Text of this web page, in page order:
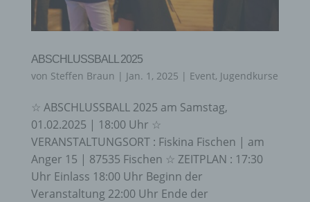
ABSCHLUSSBALL 2025
von Steffen Braun | Jan. 1, 2025 | Event, Jugendkurse
☆ ABSCHLUSSBALL 2025 am Samstag,
01.02.2025 | 18:00 Uhr ☆
VERANSTALTUNGSORT : Fiskina Fischen | am
Anger 15 | 87535 Fischen ☆ ZEITPLAN : 17:30
Uhr Einlass 18:00 Uhr Beginn der
Veranstaltung 22:00 Uhr Ende der